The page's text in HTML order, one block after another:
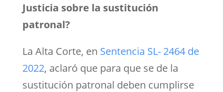
Justicia sobre la sustitución
patronal?
La Alta Corte, en Sentencia SL- 2464 de
2022, aclaró que para que se de la
sustitución patronal deben cumplirse